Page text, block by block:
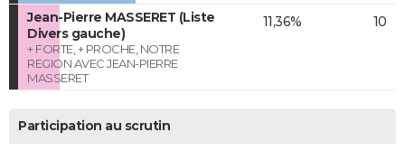
Jean-Pierre MASSERET (Liste
Divers gauche)
+ FORTE, + PROCHE, NOTRE
REGION AVEC JEAN-PIERRE
MASSERET
11,36% 10
Participation au scrutin